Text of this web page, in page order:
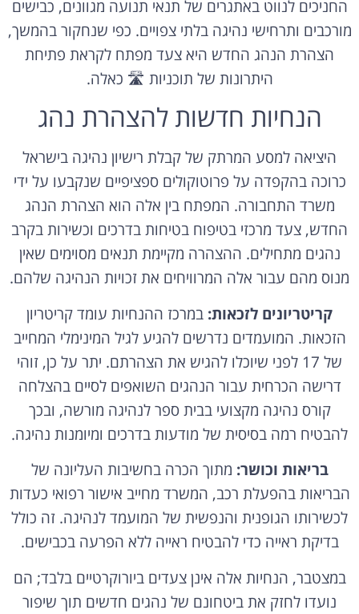
החניכים לנווט באתגרים של תנאי תנועה מגוונים, כבישים
מורכבים ותרחישי נהיגה בלתי צפויים. כפי שנחקור בהמשך,
הצהרת הנהג החדש היא צעד מפתח לקראת פתיחת
היתרונות של תוכניות 🛣️ כאלה.
הנחיות חדשות להצהרת נהג
היציאה למסע המרתק של קבלת רישיון נהיגה בישראל
כרוכה בהקפדה על פרוטוקולים ספציפיים שנקבעו על ידי
משרד התחבורה. המפתח בין אלה הוא הצהרת הנהג
החדש, צעד מרכזי בטיפוח בטיחות בדרכים וכשירות בקרב
נהגים מתחילים. ההצהרה מקיימת תנאים מסוימים שאין
מנוס מהם עבור אלה המרוויחים את זכויות הנהיגה שלהם.
קריטריונים לזכאות: במרכז ההנחיות עומד קריטריון
הזכאות. המועמדים נדרשים להגיע לגיל המינימלי המחייב
של 17 לפני שיוכלו להגיש את הצהרתם. יתר על כן, זוהי
דרישה הכרחית עבור הנהגים השואפים לסיים בהצלחה
קורס נהיגה מקצועי בבית ספר לנהיגה מורשה, ובכך
להבטיח רמה בסיסית של מודעות בדרכים ומיומנות נהיגה.
בריאות וכושר: מתוך הכרה בחשיבות העליונה של
הבריאות בהפעלת רכב, המשרד מחייב אישור רפואי כעדות
לכשירותו הגופנית והנפשית של המועמד לנהיגה. זה כולל
בדיקת ראייה כדי להבטיח ראייה ללא הפרעה בכבישים.
במצטבר, הנחיות אלה אינן צעדים ביורוקרטיים בלבד; הם
נועדו לחזק את ביטחונם של נהגים חדשים תוך שיפור